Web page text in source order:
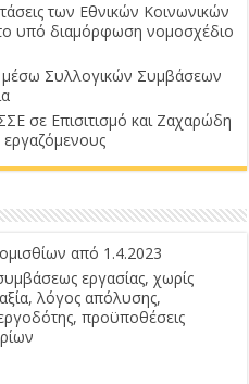
των Εθνικών Κοινωνικών
υπό διαμόρφωση νομοσχέδιο
Συλλογικών Συμβάσεων
σε Επισιτισμό και Ζαχαρώδη
από 1.4.2023
εργασίας, χωρίς
λόγος απόλυσης,
προϋποθέσεις